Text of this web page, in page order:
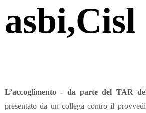
asbi,Cisl
L’accoglimento - da parte del TAR
presentato da un collega contro il